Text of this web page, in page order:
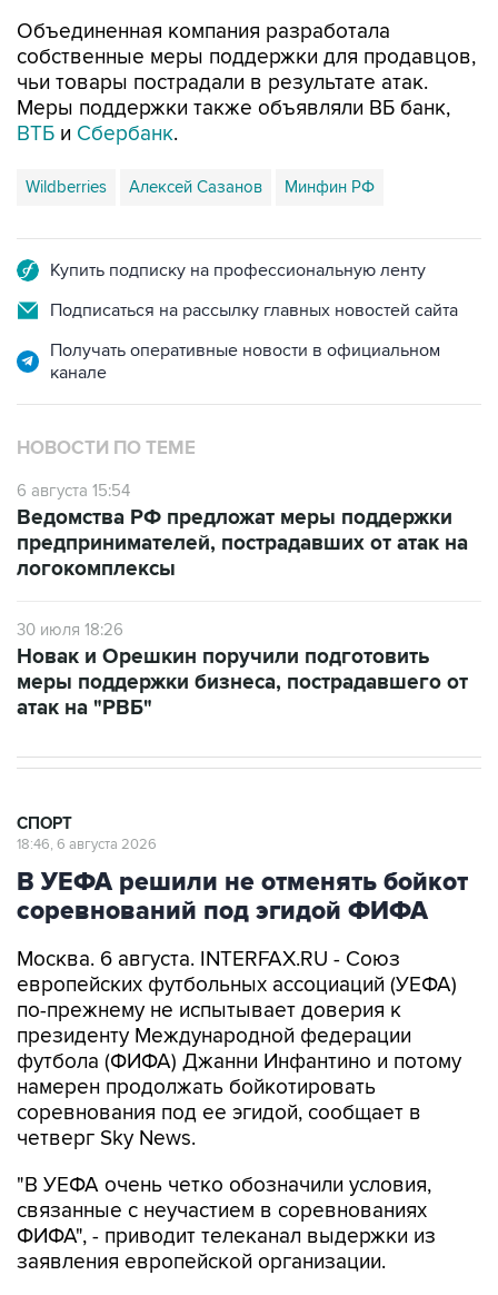
Объединенная компания разработала
собственные меры поддержки для продавцов,
чьи товары пострадали в результате атак.
Меры поддержки также объявляли ВБ банк,
ВТБ и Сбербанк.
Wildberries Алексей Сазанов Минфин РФ
Купить подписку на профессиональную ленту
Подписаться на рассылку главных новостей сайта
Получать оперативные новости в официальном
канале
НОВОСТИ ПО ТЕМЕ
6 августа 15:54
Ведомства РФ предложат меры поддержки
предпринимателей, пострадавших от атак на
логокомплексы
30 июля 18:26
Новак и Орешкин поручили подготовить
меры поддержки бизнеса, пострадавшего от
атак на "РВБ"
СПОРТ
18:46, 6 августа 2026
В УЕФА решили не отменять бойкот
соревнований под эгидой ФИФА
Москва. 6 августа. INTERFAX.RU - Союз
европейских футбольных ассоциаций (УЕФА)
по-прежнему не испытывает доверия к
президенту Международной федерации
футбола (ФИФА) Джанни Инфантино и потому
намерен продолжать бойкотировать
соревнования под ее эгидой, сообщает в
четверг Sky News.
"В УЕФА очень четко обозначили условия,
связанные с неучастием в соревнованиях
ФИФА", - приводит телеканал выдержки из
заявления европейской организации.